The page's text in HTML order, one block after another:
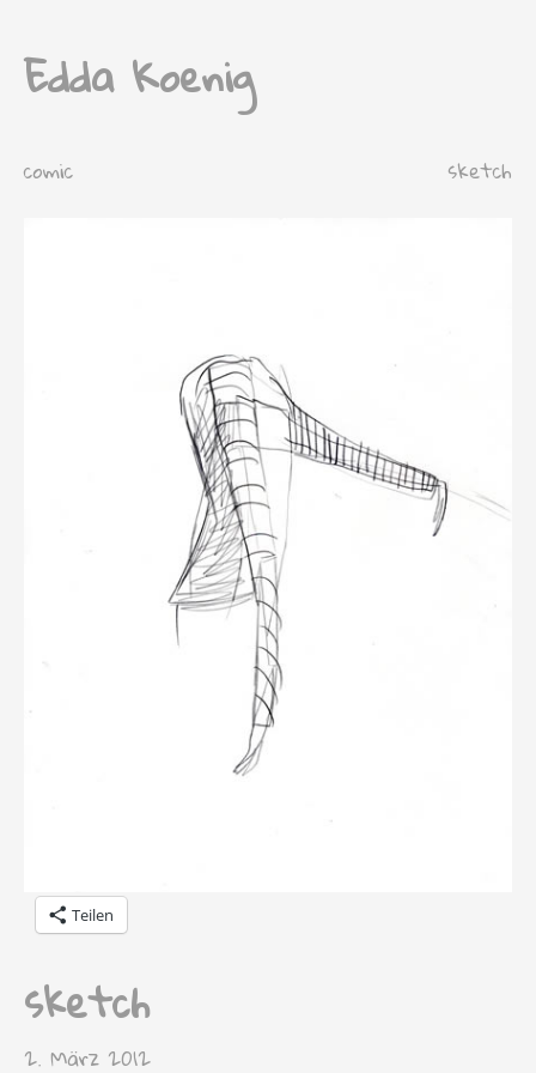
Edda Koenig
comic sketch
Teilen
sketch
2. März 2012